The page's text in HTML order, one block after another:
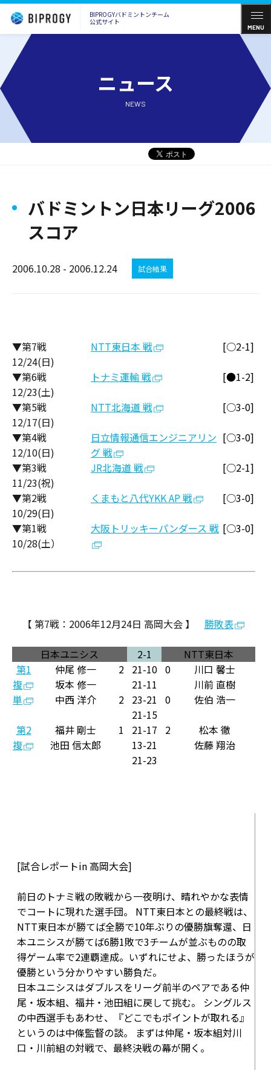
BIPROGYバドミントンチーム
公式サイト
MENU
ニュース
NEWS
バドミントン日本リーグ2006
スコア
2006.10.28 - 2006.12.24 試合結果
▼第7戦
12/24(日)
NTT東日本 戦 [○2-1]
▼第6戦
12/23(土)
トナミ運輸 戦 [●1-2]
▼第5戦
12/17(日)
NTT北海道 戦 [○3-0]
▼第4戦
12/10(日)
日立情報通信エンジニアリン
グ 戦
[○3-0]
▼第3戦
11/23(祝)
JR北海道 戦 [○2-1]
▼第2戦
10/29(日)
くまもと八代YKK AP 戦 [○3-0]
▼第1戦
10/28(土）
大阪トリッキーパンダース 戦 [○3-0]
【 第7戦：2006年12月24日 高岡大会 】 勝敗表
日本ユニシス 2-1
NTT東日本
第1
複
仲尾 修一
坂本 修一
2 21-10
21-11
0
川口 馨士
川前 直樹
単
中西 洋介 2 23-21
21-15
0 佐伯 浩一
第2
複
福井 剛士
池田 信太郎
1 21-17
13-21
21-23
2
松本 徹
佐藤 翔治
[試合レポートin 高岡大会]
前日のトナミ戦の敗戦から一夜明け、晴れやかな表情
でコートに現れた選手団。 NTT東日本との最終戦は、
NTT東日本が勝てば全勝で10年ぶりの優勝旗奪還、日
本ユニシスが勝てば6勝1敗で3チームが並ぶものの取
得ゲーム率で2連覇達成。いずれにせよ、勝ったほうが
優勝という分かりやすい勝負だ。
日本ユニシスはダブルスをリーグ前半のペアである仲
尾・坂本組、福井・池田組に戻して挑む。 シングルス
の中西選手もあわせ、『どこでもポイントが取れる』
というのは中條監督の談。 まずは仲尾・坂本組対川
口・川前組の対戦で、最終決戦の幕が開く。